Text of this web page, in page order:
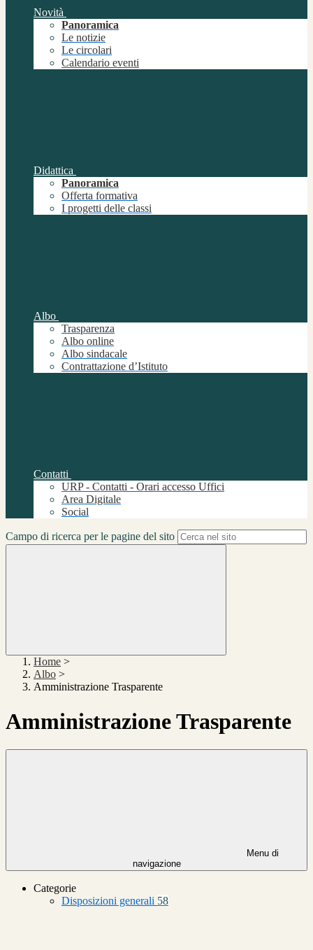
Novità
Panoramica
Le notizie
Le circolari
Calendario eventi
Didattica
Panoramica
Offerta formativa
I progetti delle classi
Albo
Trasparenza
Albo online
Albo sindacale
Contrattazione d’Istituto
Contatti
URP - Contatti - Orari accesso Uffici
Area Digitale
Social
Campo di ricerca per le pagine del sito
Home >
Albo >
Amministrazione Trasparente
Amministrazione Trasparente
Menu di
navigazione
Categorie
Disposizioni generali 58